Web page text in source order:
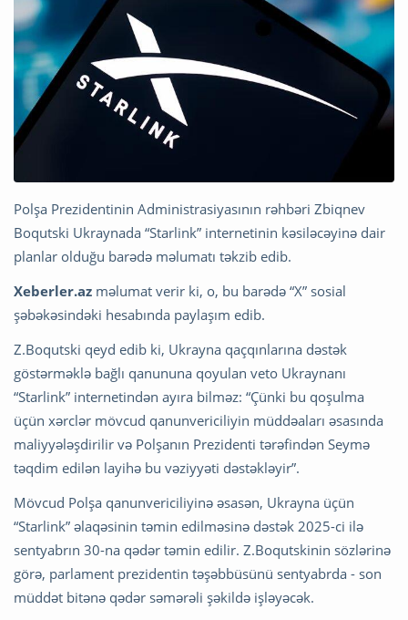
Polşa Prezidentinin Administrasiyasının rəhbəri Zbiqnev
Boqutski Ukraynada “Starlink” internetinin kəsiləcəyinə dair
planlar olduğu barədə məlumatı təkzib edib.
Xeberler.az məlumat verir ki, o, bu barədə “X” sosial
şəbəkəsindəki hesabında paylaşım edib.
Z.Boqutski qeyd edib ki, Ukrayna qaçqınlarına dəstək
göstərməklə bağlı qanununa qoyulan veto Ukraynanı
“Starlink” internetindən ayıra bilməz: “Çünki bu qoşulma
üçün xərclər mövcud qanunvericiliyin müddəaları əsasında
maliyyələşdirilir və Polşanın Prezidenti tərəfindən Seymə
təqdim edilən layihə bu vəziyyəti dəstəkləyir”.
Mövcud Polşa qanunvericiliyinə əsasən, Ukrayna üçün
“Starlink” əlaqəsinin təmin edilməsinə dəstək 2025-ci ilə
sentyabrın 30-na qədər təmin edilir. Z.Boqutskinin sözlərinə
görə, parlament prezidentin təşəbbüsünü sentyabrda - son
müddət bitənə qədər səmərəli şəkildə işləyəcək.